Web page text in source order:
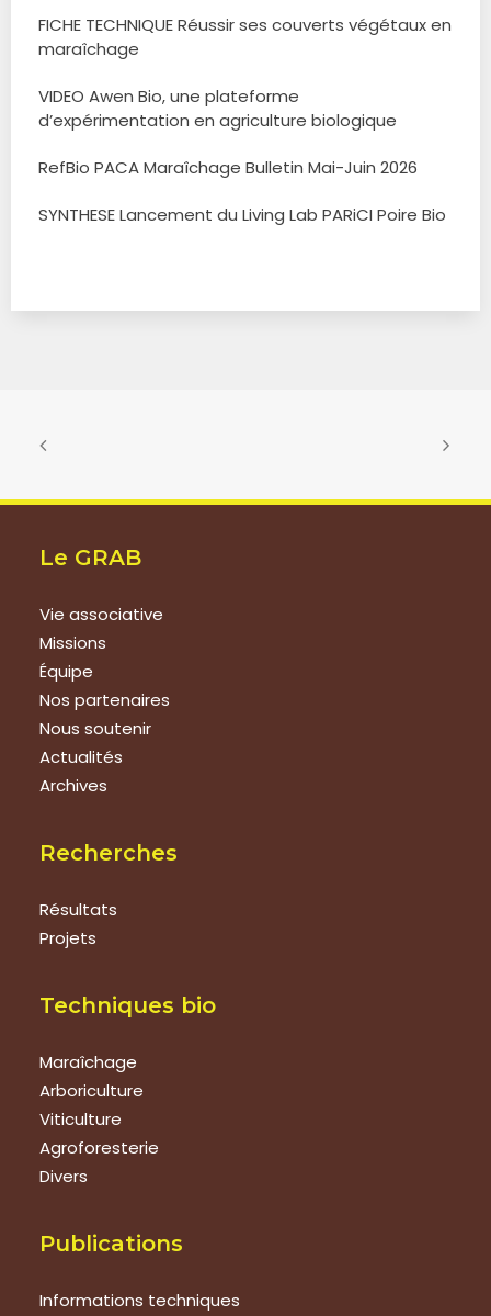
FICHE TECHNIQUE Réussir ses couverts végétaux en
maraîchage
VIDEO Awen Bio, une plateforme
d’expérimentation en agriculture biologique
RefBio PACA Maraîchage Bulletin Mai-Juin 2026
SYNTHESE Lancement du Living Lab PARiCI Poire Bio
Le GRAB
Vie associative
Missions
Équipe
Nos partenaires
Nous soutenir
Actualités
Archives
Recherches
Résultats
Projets
Techniques bio
Maraîchage
Arboriculture
Viticulture
Agroforesterie
Divers
Publications
Informations techniques